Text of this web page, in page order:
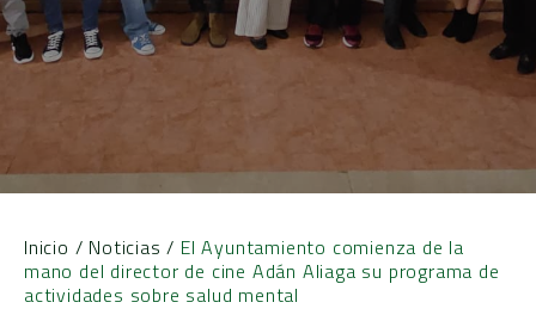
Inicio / Noticias / El Ayuntamiento comienza de la
mano del director de cine Adán Aliaga su programa de
actividades sobre salud mental